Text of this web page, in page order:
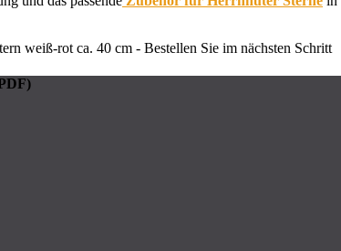
weiß-rot ca. 40 cm - Bestellen Sie im nächsten Schritt